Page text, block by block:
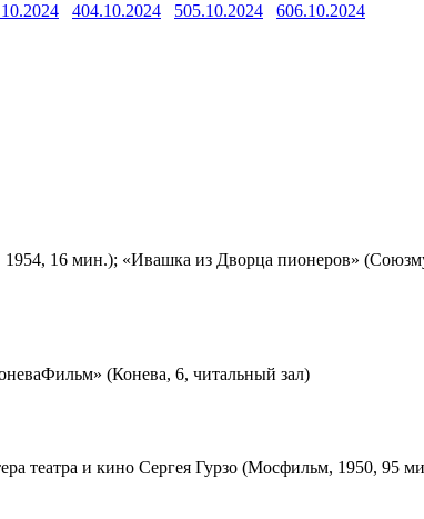
404.10.2024 505.10.2024 606.10.2024
16 мин.); «Ивашка из Дворца пионеров»
(Конева, 6, читальный зал)
театра и кино Сергея Гурзо (Мосфильм, 1950, 95